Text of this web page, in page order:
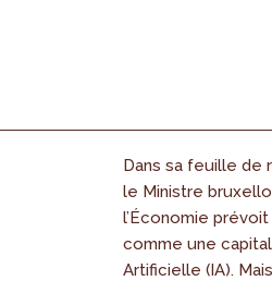
Dans sa feuille de
le Ministre
l’Économie
comme une
Artificielle (IA).